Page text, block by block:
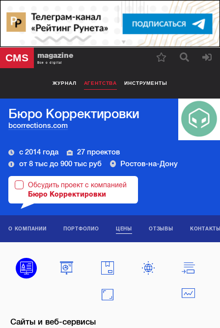
CMS magazine
Все о digital
ЖУРНАЛ АГЕНТСТВА ИНСТРУМЕНТЫ
Бюро Корректировки
bcorrections.com
с 2014 года
27 проектов
от 8 тыс до 900 тыс руб
Ростов-на-Дону
Обсудить проект с компанией
Бюро Корректировки
О КОМПАНИИ ПОРТФОЛИО ЦЕНЫ ОТЗЫВЫ
Сайты и веб-сервисы